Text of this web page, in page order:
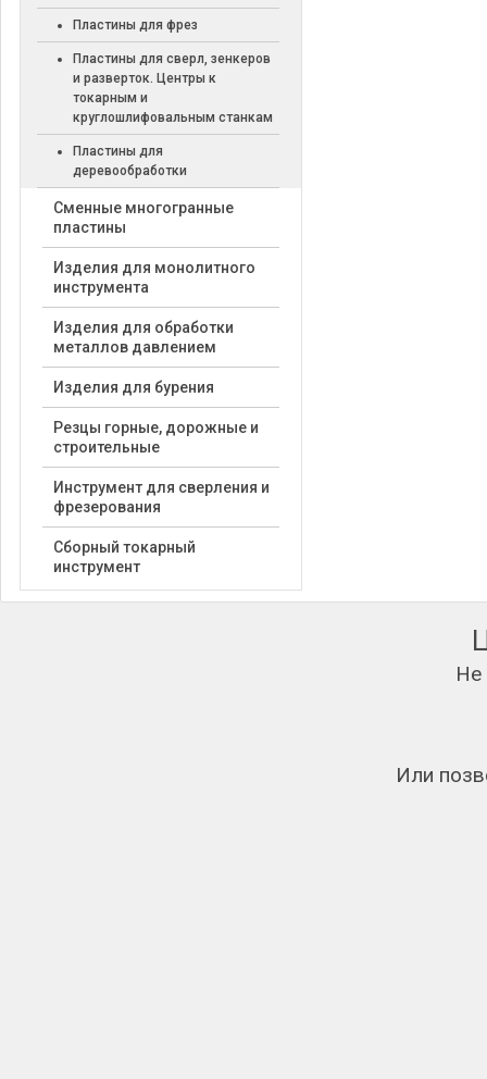
Пластины для фрез
Пластины для сверл, зенкеров
и разверток. Центры к
токарным и
круглошлифовальным станкам
Пластины для
деревообработки
Cменные многогранные
пластины
Изделия для монолитного
инструмента
Изделия для обработки
металлов давлением
Изделия для бурения
Резцы горные, дорожные и
строительные
Инструмент для сверления и
фрезерования
Сборный токарный
инструмент
Не
Или